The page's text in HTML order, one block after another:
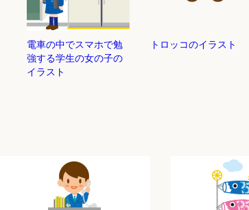
電車の中でスマホで勉
強する学生の女の子の
イラスト
トロッコのイラスト